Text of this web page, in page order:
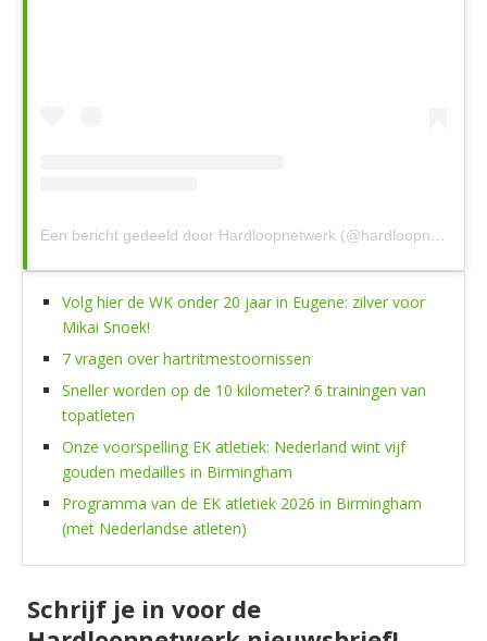
Een bericht gedeeld door Hardloopnetwerk (@hardloopnetwerk)
Volg hier de WK onder 20 jaar in Eugene: zilver voor
Mikai Snoek!
7 vragen over hartritmestoornissen
Sneller worden op de 10 kilometer? 6 trainingen van
topatleten
Onze voorspelling EK atletiek: Nederland wint vijf
gouden medailles in Birmingham
Programma van de EK atletiek 2026 in Birmingham
(met Nederlandse atleten)
Schrijf je in voor de